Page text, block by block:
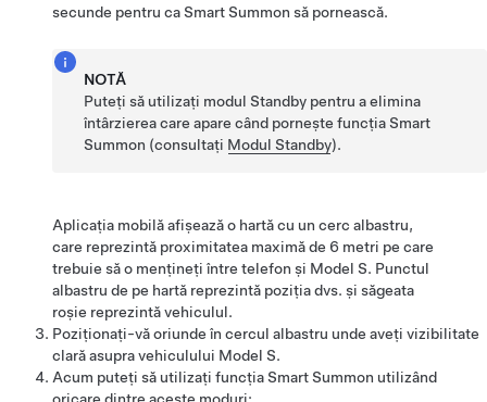
secunde pentru caSmart Summon să pornească.
NOTĂ
Puteți să utilizați modul Standby pentru a elimina
întârzierea care apare când pornește funcțiaSmart
Summon (consultați Modul Standby).
Aplicația mobilă afișează o hartă cu un cerc albastru,
care reprezintă proximitatea maximă de 6 metri pe care
trebuie să o mențineți între telefon și Model S. Punctul
albastru de pe hartă reprezintă poziția dvs. și săgeata
roșie reprezintă vehiculul.
Poziționați-vă oriunde în cercul albastru unde aveți vizibilitate
clară asupra vehiculului Model S.
Acum puteți să utilizați funcțiaSmart Summon utilizând